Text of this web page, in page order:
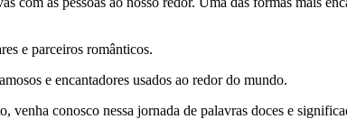
e parceiros românticos.
e encantadores usados ao redor do mundo.
conosco nessa jornada de palavras doces e